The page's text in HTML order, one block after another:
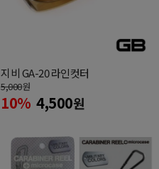
지비 GA-20 라인컷터
5,000원
10% 4,500원